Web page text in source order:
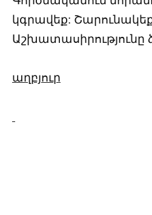
կգրավեք: Շարունակեք
Աշխատասիրությունը
աղբյուր